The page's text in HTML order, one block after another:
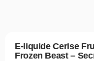
E-liquide Cerise
Frozen Beast –